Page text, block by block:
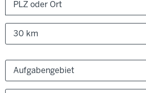
30 km
Aufgabengebiet